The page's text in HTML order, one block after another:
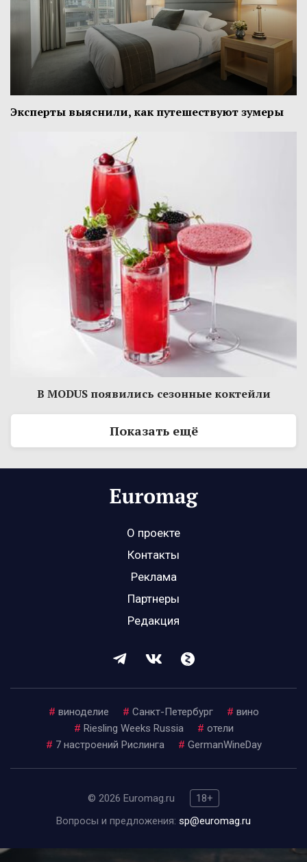
Эксперты выяснили, как путешествуют зумеры
В MODUS появились сезонные коктейли
Показать ещё
О проекте
Контакты
Реклама
Партнеры
Редакция
# виноделие # Санкт-Петербург # вино
# Riesling Weeks Russia # отели
# 7 настроений Рислинга # GermanWineDay
© 2026 Euromag.ru
18+
Вопросы и предложения: sp@euromag.ru